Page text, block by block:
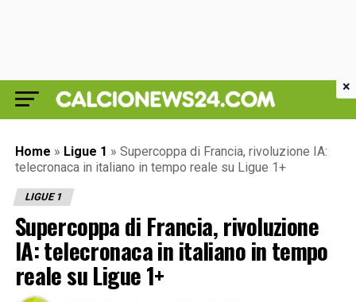
Home » Ligue 1 » Supercoppa di Francia, rivoluzione IA:
telecronaca in italiano in tempo reale su Ligue 1+
LIGUE 1
Supercoppa di Francia, rivoluzione
IA: telecronaca in italiano in tempo
reale su Ligue 1+
×